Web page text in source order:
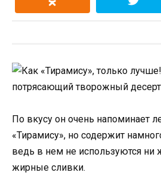
По вкусу он очень напоминает
«Тирамису», но содержит
ведь в нем не используются
жирные сливки.